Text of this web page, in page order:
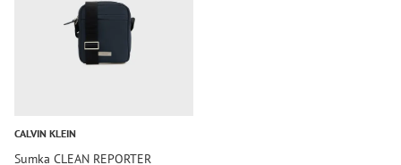
CALVIN KLEIN
Sumka CLEAN REPORTER